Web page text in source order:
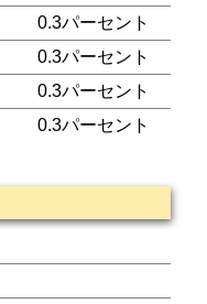
0.3パーセント
0.3パーセント
0.3パーセント
0.3パーセント